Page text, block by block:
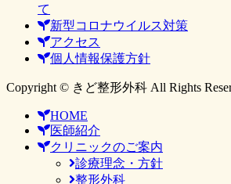
て
新型コロナウイルス対策
アクセス
個人情報保護方針
Copyright © きど整形外科 All Rights
HOME
医師紹介
クリニックのご案内
診療理念・方針
整形外科